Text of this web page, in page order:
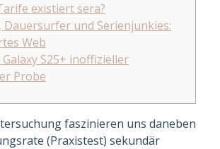
existiert sera?
Dauersurfer und Serienjunkies:
Web
S25+ inoffizieller
Probe
faszinieren uns daneben
(Praxistest) sekundär